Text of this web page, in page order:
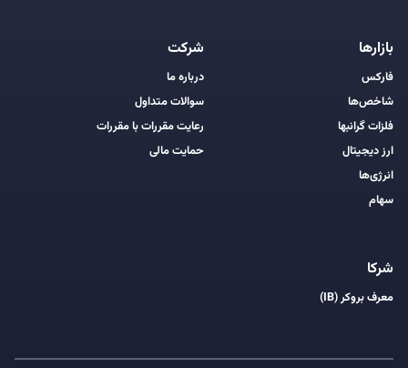
بازارها
فارکس
شاخص‌ها
فلزات گرانبها
ارز دیجیتال
انرژی‌ها
سهام
شرکت
درباره ما
سوالات متداول
رعایت مقررات با مقررات
حمایت مالی
شرکا
معرف بروکر (IB)